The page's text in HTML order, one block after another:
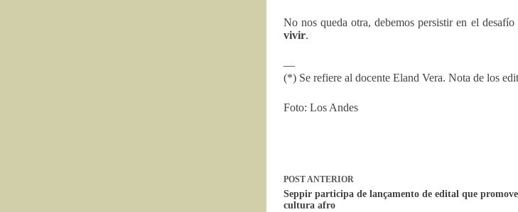
No nos queda otra, debemos persistir en el
vivir.
—
(*) Se refiere al docente Eland Vera. Nota de los
Foto: Los Andes
POSTANTERIOR
Seppir participa de lançamento de edital que promove
cultura afro